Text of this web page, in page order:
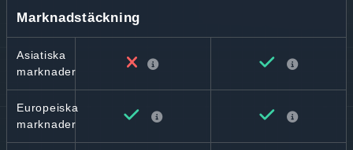
Marknadstäckning
Asiatiska
marknader
Europeiska
marknader